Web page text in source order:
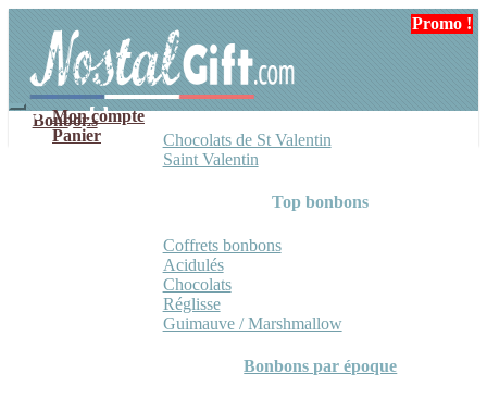
navigation
contenu
Mon compte
Panier
Bonbons
Chocolats de St Valentin
Saint Valentin
Top bonbons
Coffrets bonbons
Acidulés
Chocolats
Réglisse
Guimauve / Marshmallow
Bonbons par époque
Promo !
Promo !